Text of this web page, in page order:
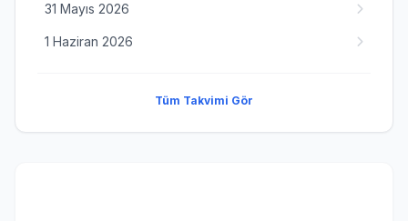
31 Mayıs 2026
1 Haziran 2026
Tüm Takvimi Gör